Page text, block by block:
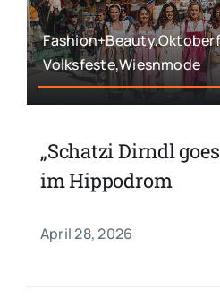
Volksfeste,Wiesnmode
„Schatzi Dirndl
im Hippodrom
April 28, 2026